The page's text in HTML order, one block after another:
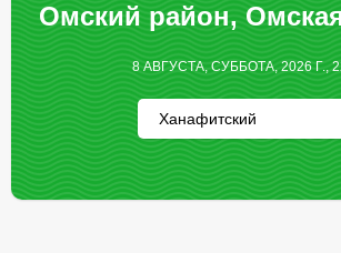
Омский район,
8 АВГУСТА, СУББОТА, 2026 Г.,